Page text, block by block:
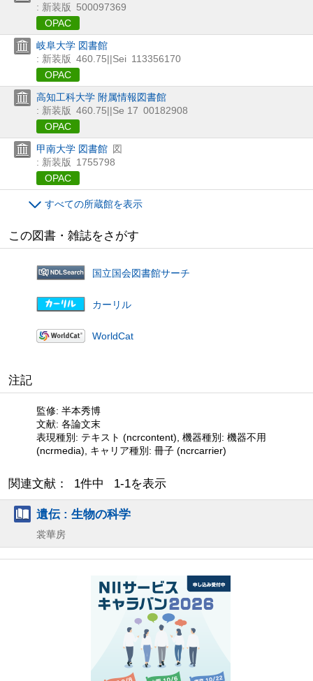
: 新装版 500097369
OPAC
岐阜大学 図書館
: 新装版 460.75||Sei 113356170
OPAC
高知工科大学 附属情報図書館
: 新装版 460.75||Se 17 00182908
OPAC
甲南大学 図書館 図
: 新装版 1755798
OPAC
すべての所蔵館を表示
この図書・雑誌をさがす
国立国会図書館サーチ
カーリル
WorldCat
注記
監修: 半本秀博
文献: 各論文末
表現種別: テキスト (ncrcontent), 機器種別: 機器不用
(ncrmedia), キャリア種別: 冊子 (ncrcarrier)
関連文献： 1件中 1-1を表示
遺伝 : 生物の科学
裳華房